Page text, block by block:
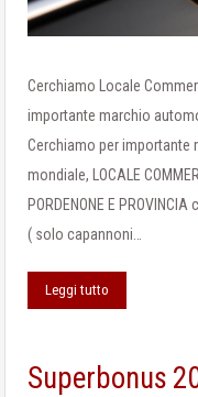
Cerchiamo Locale
importante marchio
Cerchiamo per
mondiale, LOCALE
PORDENONE E
( solo capannoni…
Leggi tutto
Superbonus